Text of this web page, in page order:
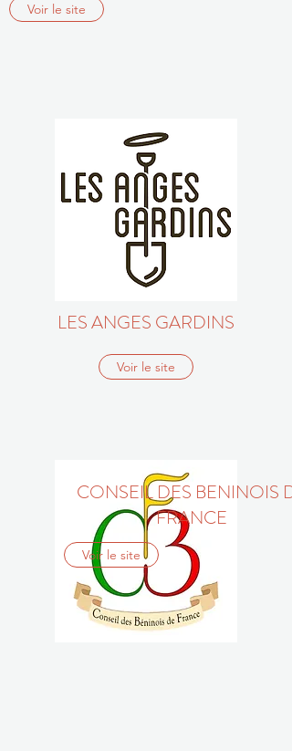
Voir le site
LES ANGES GARDINS
Voir le site
CONSEIL DES BENINOIS
FRANCE
Voir le site